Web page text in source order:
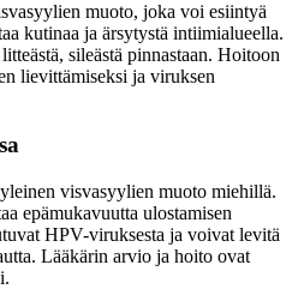
muoto, joka voi esiintyä
kutinaa ja ärsytystä intiimialueella.
sileästä pinnastaan. Hoitoon
lievittämiseksi ja viruksen
visvasyylien muoto miehillä.
epämukavuutta ulostamisen
HPV-viruksesta ja voivat levitä
Lääkärin arvio ja hoito ovat